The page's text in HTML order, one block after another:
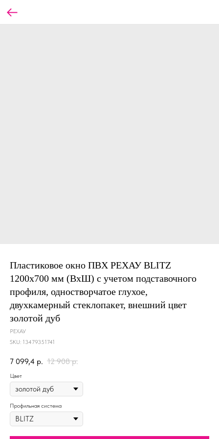
Пластиковое окно ПВХ РЕХАУ BLITZ
1200х700 мм (ВхШ) с учетом подставочного
профиля, одностворчатое глухое,
двухкамерный стеклопакет, внешний цвет
золотой дуб
РЕХАУ
SKU: 13479351741
7 099,4 р. 12 908 р.
Цвет
Профильная система